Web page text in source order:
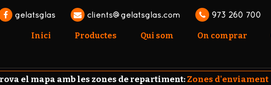
gelatsglas clients@gelatsglas.com 973 260 700
Inici Productes Qui som On comprar
el mapa amb les zones de repartiment:Zones d'enviament